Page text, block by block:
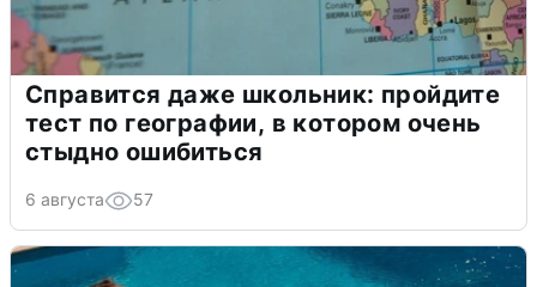
Справится даже школьник: пройдите
тест по географии, в котором очень
стыдно ошибиться
6 августа 57